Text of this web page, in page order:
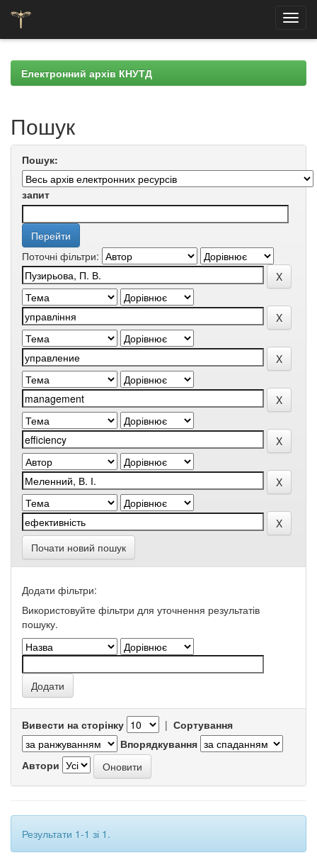
navigationЕлектронний архів КНУТД
Пошук
Пошук:
запит
Поточні фільтри:
Почати новий пошук
Додати фільтри:
Використовуйте фільтри для уточнення результатів
пошуку.
Вивести на сторінку | Сортування
Впорядкування
Автори
Результати 1-1 зі 1.